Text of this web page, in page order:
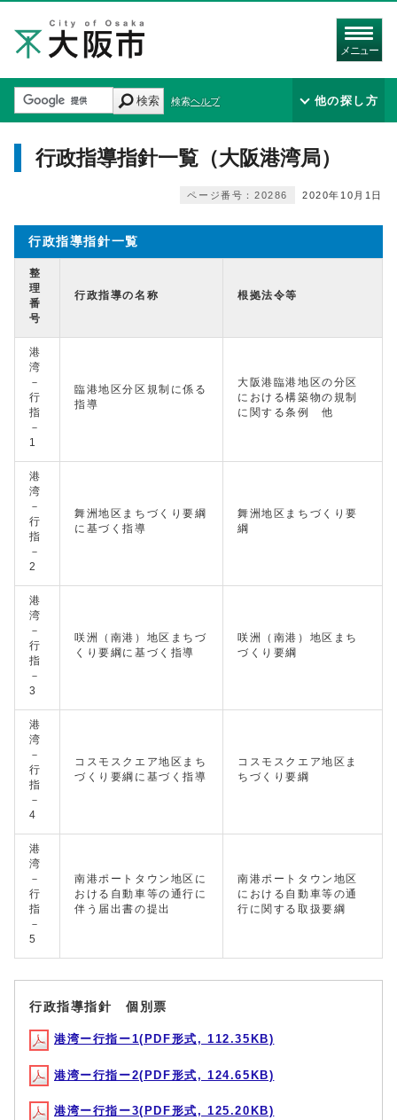
メニュー
検索 検索ヘルプ 他の探し方
行政指導指針一覧（大阪港湾局）
2020年10月1日
ページ番号：20286
行政指導指針一覧
整
理
番
号
行政指導の名称 根拠法令等
港
湾
－
行
指
－
1
臨港地区分区規制に係る
指導
大阪港臨港地区の分区
における構築物の規制
に関する条例 他
港
湾
－
行
指
－
2
舞洲地区まちづくり要綱
に基づく指導
舞洲地区まちづくり要
綱
港
湾
－
行
指
－
3
咲洲（南港）地区まちづ
くり要綱に基づく指導
咲洲（南港）地区まち
づくり要綱
港
湾
－
行
指
－
4
コスモスクエア地区まち
づくり要綱に基づく指導
コスモスクエア地区ま
ちづくり要綱
港
湾
－
行
指
－
5
南港ポートタウン地区に
おける自動車等の通行に
伴う届出書の提出
南港ポートタウン地区
における自動車等の通
行に関する取扱要綱
行政指導指針 個別票
港湾ー行指ー1(PDF形式, 112.35KB)
港湾ー行指ー2(PDF形式, 124.65KB)
港湾ー行指ー3(PDF形式, 125.20KB)